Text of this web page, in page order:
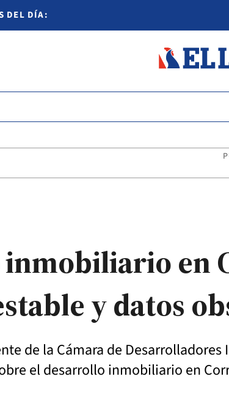
DEL DÍA:
en
y datos
de la Cámara de
el desarrollo inmobiliario en